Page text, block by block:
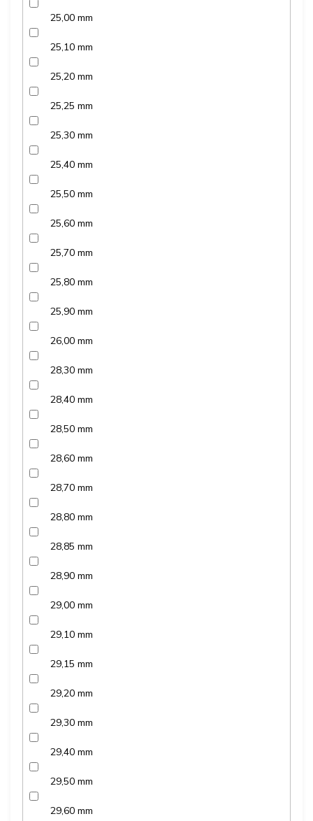
25,00 mm
25,10 mm
25,20 mm
25,25 mm
25,30 mm
25,40 mm
25,50 mm
25,60 mm
25,70 mm
25,80 mm
25,90 mm
26,00 mm
28,30 mm
28,40 mm
28,50 mm
28,60 mm
28,70 mm
28,80 mm
28,85 mm
28,90 mm
29,00 mm
29,10 mm
29,15 mm
29,20 mm
29,30 mm
29,40 mm
29,50 mm
29,60 mm